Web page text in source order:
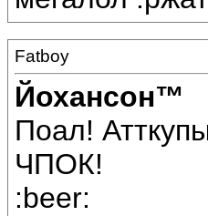
Fatboy
Йохансон™
Поал!
ЧПОК!
:beer: